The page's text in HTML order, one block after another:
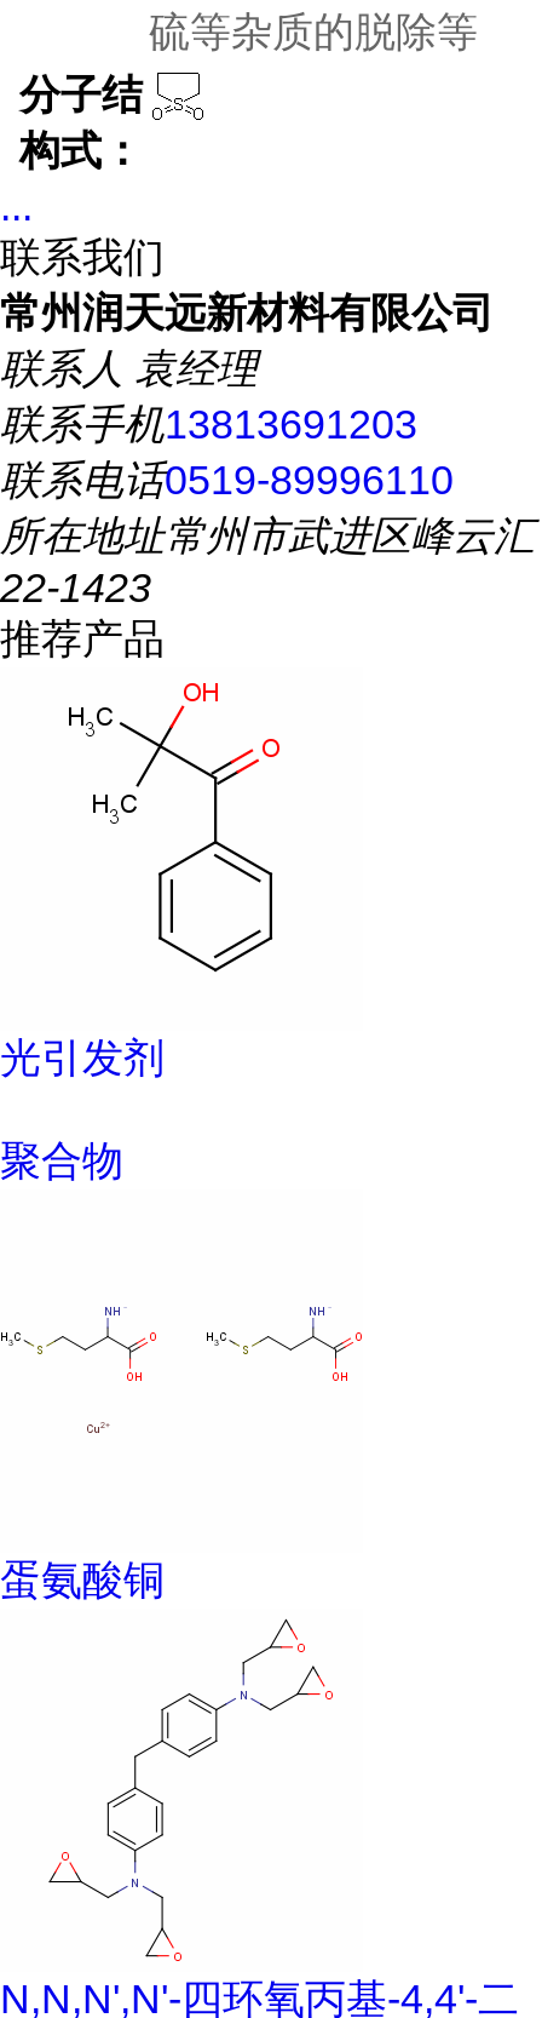
硫等杂质的脱除等
分子结
构式：
...
联系我们
常州润天远新材料有限公司
联系人 袁经理
联系手机13813691203
联系电话0519-89996110
所在地址常州市武进区峰云汇
22-1423
推荐产品
光引发剂
聚合物
蛋氨酸铜
N,N,N',N'-四环氧丙基-4,4'-二